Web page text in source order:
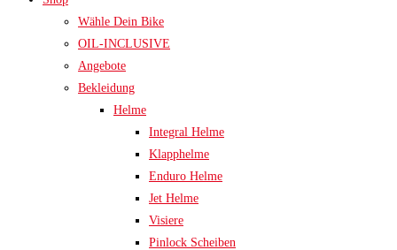
Wähle Dein Bike
OIL-INCLUSIVE
Angebote
Bekleidung
Helme
Integral Helme
Klapphelme
Enduro Helme
Jet Helme
Visiere
Pinlock Scheiben